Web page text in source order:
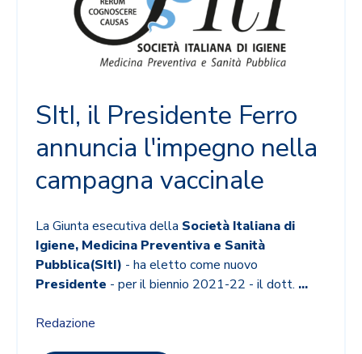
SItI, il Presidente Ferro
annuncia l'impegno nella
campagna vaccinale
La Giunta esecutiva della Società Italiana di
Igiene, Medicina Preventiva e Sanità
Pubblica(SItI) - ha eletto come nuovo
Presidente - per il biennio 2021-22 - il dott. ...
Redazione